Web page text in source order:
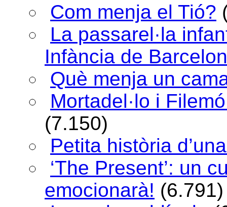
Com menja el Tió?
La passarel·la
Infància de
Què menja un
Mortadel·lo i
(7.150)
Petita història
‘The Present’: un
emocionarà! (6.791)